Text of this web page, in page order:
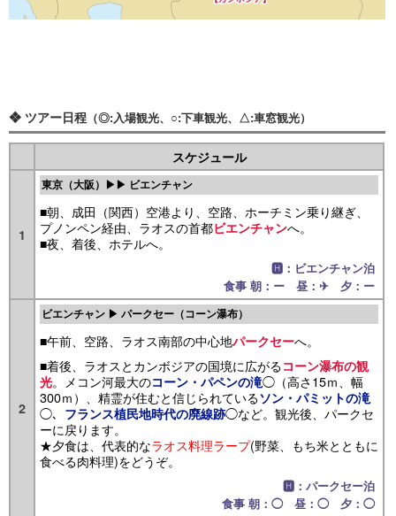
❖ ツアー日程 （◎:入場観光、○:下車観光、△:車窓観光）
スケジュール
1
東京（大阪）▶▶ ビエンチャン
■朝、成田（関西）空港より、空路、ホーチミン乗り継ぎ、
プノンペン経由、ラオスの首都ビエンチャンへ。
■夜、着後、ホテルへ。
🅷：ビエンチャン泊
食事 朝：ー 昼：✈ 夕：ー
2
ビエンチャン ▶ パークセー（コーン瀑布）
■午前、空路、ラオス南部の中心地パークセーへ。
■着後、ラオスとカンボジアの国境に広がるコーン瀑布の観
光。メコン河最大のコーン・パペンの滝◯（高さ15ｍ、幅
300ｍ）、精霊が住むと信じられているソン・パミットの滝
◯、 フランス植民地時代の廃線跡◯など。観光後、パークセ
ーに戻ります。
★夕食は、代表的なラオス料理ラープ(野菜、もち米とともに
食べる肉料理)をどうぞ。
🅷：パークセー泊
食事 朝：◯ 昼：◯ 夕：◯